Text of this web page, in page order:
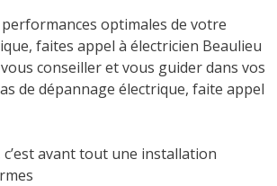
optimales de votre
faites appel à électricien Beaulieu
conseiller et vous guider dans vos
de dépannage électrique, faite appel
avant tout une installation